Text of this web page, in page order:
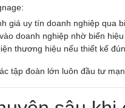
giá uy tín doanh nghiệp qua
doanh nghiệp nhờ biển hiệu
thương hiệu nếu thiết kế
tập đoàn lớn luôn đầu tư